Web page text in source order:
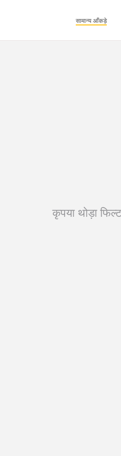
सामान्य आँकड़े
कृपया थोड़ा